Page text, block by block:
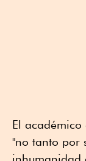
El
"no tanto por